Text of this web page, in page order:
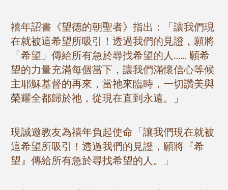
禧年詔書《望德的朝聖者》指出：「讓我們現
在就被這希望所吸引！透過我們的見證，願將
「希望」傳給所有急於尋找希望的人…… 願希
望的力量充滿每個當下，讓我們滿懷信心等候
主耶穌基督的再來，當祂來臨時，一切讚美與
榮耀全都歸於祂，從現在直到永遠。」
現誠邀教友為禧年負起使命「讓我們現在就被
這希望所吸引！透過我們的見證，願將『希
望』傳給所有急於尋找希望的人。」